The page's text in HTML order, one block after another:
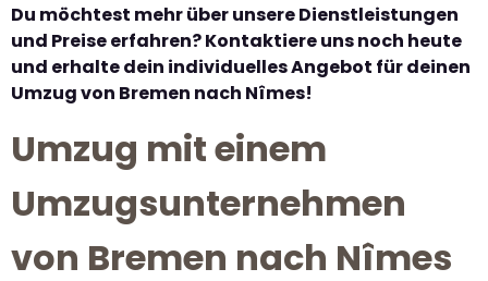
Du möchtest mehr über unsere Dienstleistungen
und Preise erfahren? Kontaktiere uns noch heute
und erhalte dein individuelles Angebot für deinen
Umzug von Bremen nach Nîmes!
Umzug mit einem
Umzugsunternehmen
von Bremen nach Nîmes